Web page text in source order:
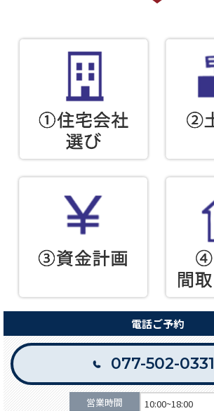
電話ご予約
077-502-0331
営業時間
10:00~18:00